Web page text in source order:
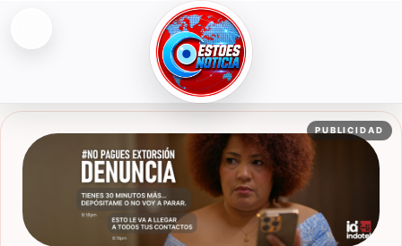
ESTOESNOTICIA|NOTICIAS
PUBLICIDAD